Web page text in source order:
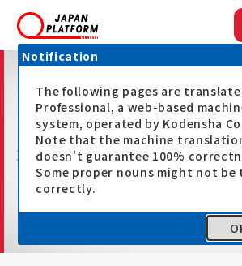
最新情報
Notification
The following pages are
Professional, a web-based
system, operated by Kodensha
Note that the machine
doesn't guarantee 100%
Some proper nouns might not be
correctly.